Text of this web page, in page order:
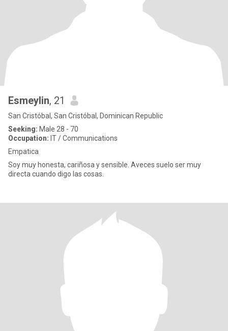
Esmeylin, 21
San Cristóbal, San Cristóbal, Dominican Republic
Seeking: Male 28 - 70
Occupation: IT / Communications
Empatica
Soy muy honesta, cariñosa y sensible. Aveces suelo ser muy
directa cuando digo las cosas.